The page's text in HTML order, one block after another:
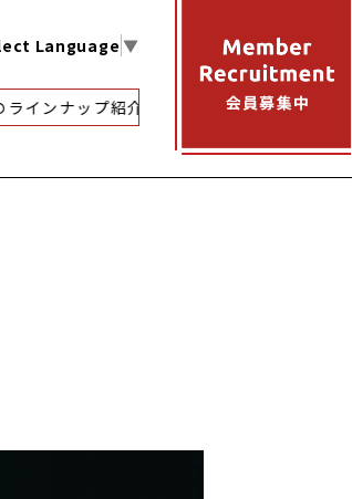
Language ▼
ンナップ紹介 【アーカイブ映像配信】